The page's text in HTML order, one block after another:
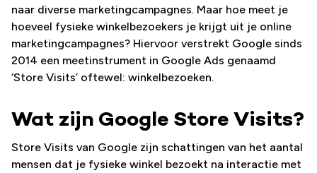
naar diverse marketingcampagnes. Maar hoe meet je
hoeveel fysieke winkelbezoekers je krijgt uit je online
marketingcampagnes? Hiervoor verstrekt Google sinds
2014 een meetinstrument in Google Ads genaamd
‘Store Visits’ oftewel: winkelbezoeken.
Wat zijn Google Store Visits?
Store Visits van Google zijn schattingen van het aantal
mensen dat je fysieke winkel bezoekt na interactie met